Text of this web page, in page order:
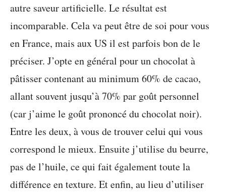
autre saveur artificielle. Le résultat est
incomparable. Cela va peut être de soi pour vous
en France, mais aux US il est parfois bon de le
préciser. J’opte en général pour un chocolat à
pâtisser contenant au minimum 60% de cacao,
allant souvent jusqu’à 70% par goût personnel
(car j’aime le goût prononcé du chocolat noir).
Entre les deux, à vous de trouver celui qui vous
correspond le mieux. Ensuite j’utilise du beurre,
pas de l’huile, ce qui fait également toute la
différence en texture. Et enfin, au lieu d’utiliser